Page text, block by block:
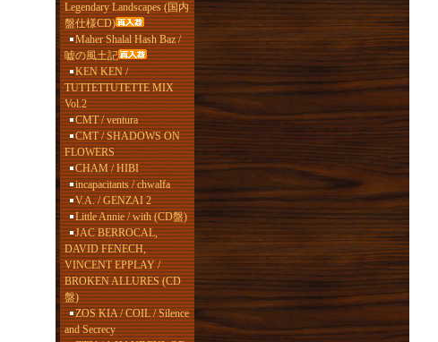
Legendary Landscapes (国内
盤仕様CD)
Maher Shalal Hash Baz /
嘘の風土記
KEN KEN /
TUTTETTUTETTE MIX
Vol.2
CMT / ventura
CMT / SHADOWS ON
FLOWERS
CHAM / HIBI
incapacitants / chwalfa
V.A. / GENZAI 2
Little Annie / with (CD盤)
JAC BERROCAL,
DAVID FENECH,
VINCENT EPPLAY /
BROKEN ALLURES (CD
盤)
ZOS KIA / COIL / Silence
and Secrecy